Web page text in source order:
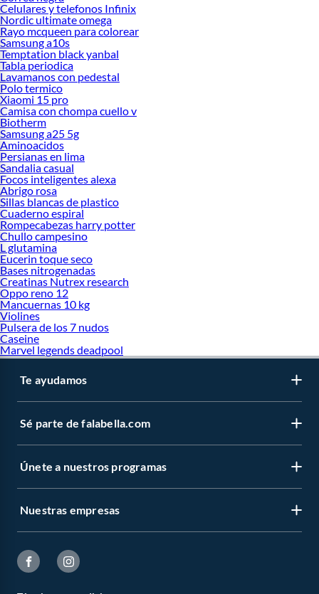
Celulares y telefonos Infinix
Nordic ultimate omega
Rayo mcqueen para colorear
Samsung a10s
Temptation black yanbal
Tabla periodica
Lavamanos con pedestal
Polo termico
Xiaomi 15 pro
Camisa con chompa cuello v
Biotherm
Samsung a25 5g
Aminoacidos
Persianas en lima
Sandalia casual
Focos inteligentes alexa
Abrigo rosa
Sillas blancas de plastico
Cuaderno espiral
Rompecabezas harry potter
Chullo campesino
L glutamina
Eucerin toque seco
Bases nitrogenadas
Creatinas Nutrex research
Oppo reno 12
Mancuernas 10 kg
Violines
Pulsera de los 7 nudos
Caseine
Marvel legends deadpool
Te ayudamos
Sé parte de falabella.com
Únete a nuestros programas
Nuestras empresas